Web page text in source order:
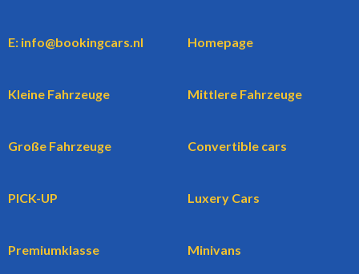
E: info@bookingcars.nl Homepage
Kleine Fahrzeuge Mittlere Fahrzeuge
Große Fahrzeuge Convertible cars
PICK-UP Luxery Cars
Premiumklasse Minivans